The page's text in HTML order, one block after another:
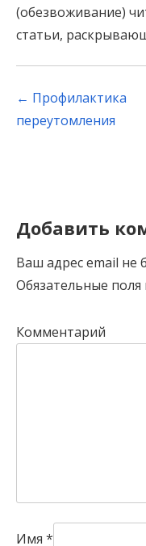
(обезвоживание)
статьи,
Post
navigation
← Профилактика
переутомления
Добавить
Ваш адрес email не
Обязательные
Комментарий
Имя *